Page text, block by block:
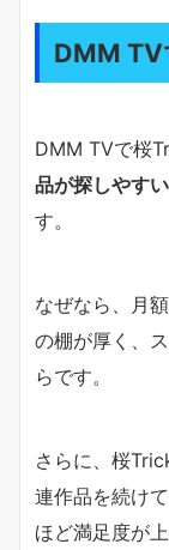
DMM TV
DMM TVで桜
品が探しやす
す。
なぜなら、月
の棚が厚く、
らです。
さらに、桜
連作品を続け
ほど満足度が上